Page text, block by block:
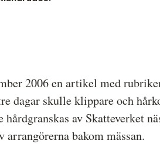
2006 en artikel med
dagar skulle klippare och
av Skatteverket
bakom mässan.